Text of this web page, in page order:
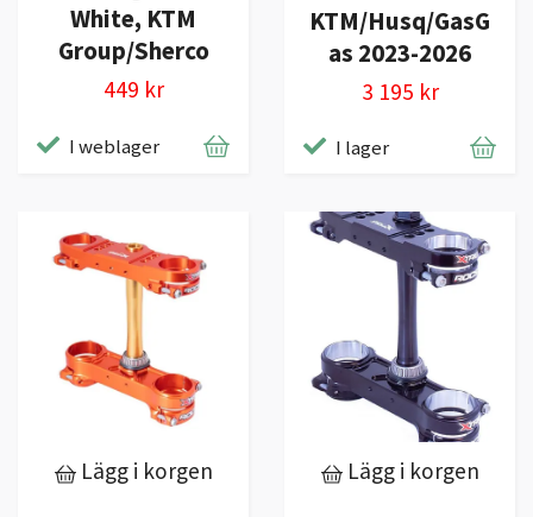
White, KTM
Group/Sherco
449 kr
I weblager
KTM/Husq/GasG
as 2023-2026
3 195 kr
I lager
Lägg i korgen Lägg i korgen